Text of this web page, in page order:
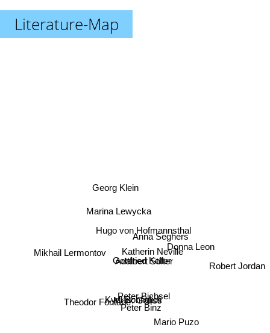
Literature-Map
Peter Binz
Peter Bichsel
Kyril Bonfiglioli
Mark Gatiss
Katherin Neville
Gottfried Keller
Adalbert Stifter
Hugo von Hofmannsthal
Anna Seghers
Donna Leon